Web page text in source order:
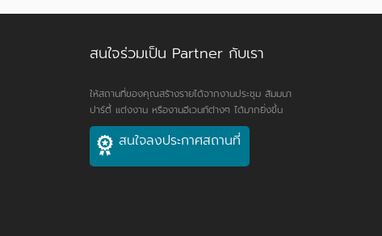
สนใจร่วมเป็น Partner กับเรา
ให้สถานที่ของคุณสร้างรายได้จากงานประชุม สัมมนา
ปาร์ตี้ แต่งงาน หรืองานอีเวนท์ต่างๆ ได้มากยิ่งขึ้น
สนใจลงประกาศสถานที่